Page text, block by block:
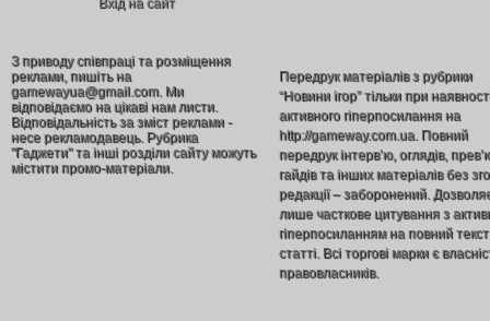
Вхід на сайт
З приводу співпраці та розміщення
реклами, пишіть на
gamewayua@gmail.com. Ми
відповідаємо на цікаві нам листи.
Відповідальність за зміст реклами -
несе рекламодавець. Рубрика
"Гаджети" та інші розділи сайту можуть
містити промо-матеріали.
Передрук матеріалів з рубрики
“Новини ігор” тільки при
активного гіперпосилання на
http://gameway.com.ua. Повний
передрук інтерв’ю, оглядів,
гайдів та інших матеріалів без
редакції – заборонений.
лише часткове цитування з
гіперпосиланням на повний текст
статті. Всі торгові марки є
правовласників.